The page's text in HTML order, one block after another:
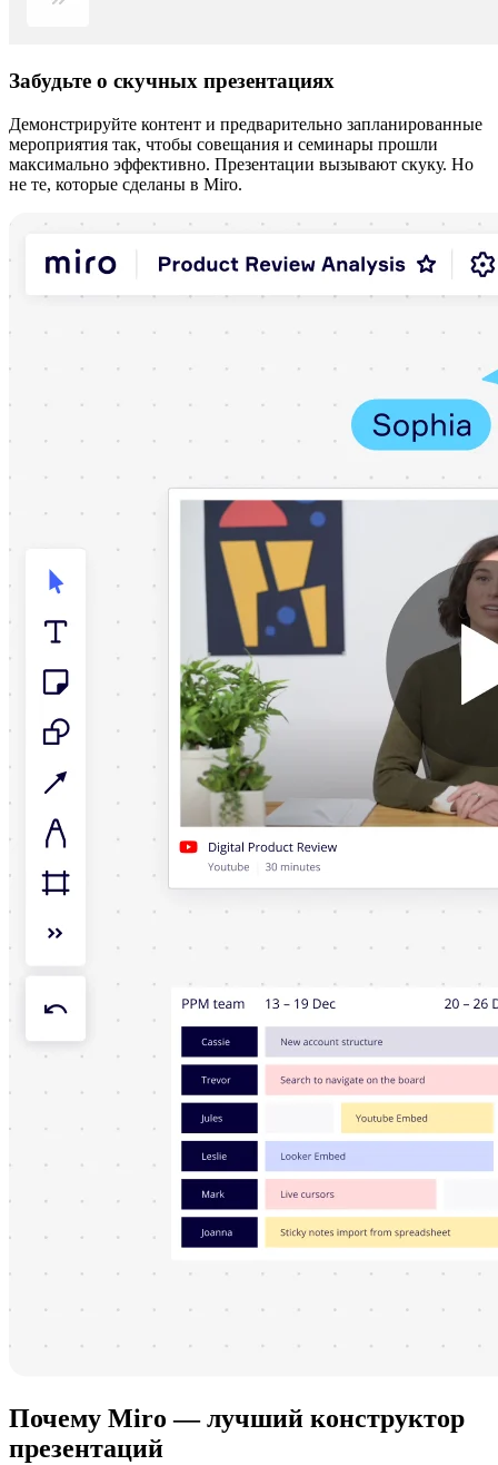
Забудьте о скучных презентациях
Демонстрируйте контент и предварительно запланированные
мероприятия так, чтобы совещания и семинары прошли
максимально эффективно. Презентации вызывают скуку. Но
не те, которые сделаны в Miro.
Почему Miro — лучший конструктор
презентаций